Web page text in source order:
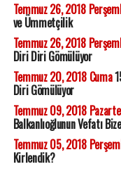
Temmuz 26, 2018
ve Ümmetçilik
Temmuz 26, 2018
Diri Diri Gömülüyor
Temmuz 20, 2018 Cuma
Diri Gömülüyor
Temmuz 09, 2018
Balkanlıoğlunun Vefatı
Temmuz 05, 2018
Kirlendik?